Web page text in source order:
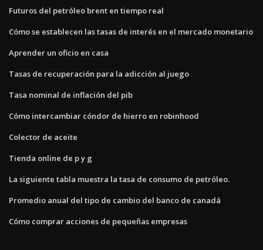
Futuros del petróleo brent en tiempo real
Cómo se establecen las tasas de interés en el mercado monetario
Aprender un oficio en casa
Tasas de recuperación para la adicción al juego
Tasa nominal de inflación del pib
Cómo intercambiar cóndor de hierro en robinhood
Colector de aceite
Tienda online de p y g
La siguiente tabla muestra la tasa de consumo de petróleo.
Promedio anual del tipo de cambio del banco de canadá
Cómo comprar acciones de pequeñas empresas